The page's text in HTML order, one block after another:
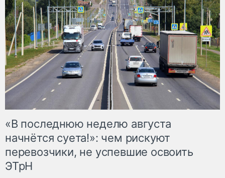
«В последнюю неделю августа
начнётся суета!»: чем рискуют
перевозчики, не успевшие освоить
ЭТрН